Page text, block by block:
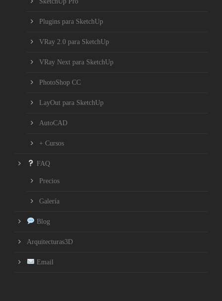
Plugins para SketchUp
VRay 2.0 para SketchUp
VRay Next para SketchUp
PhotoShop CC
LayOut para SketchUp
AutoCAD
+ Cursos
FAQ
Precios
Galería
Blog
Arquitecturas3D
Email